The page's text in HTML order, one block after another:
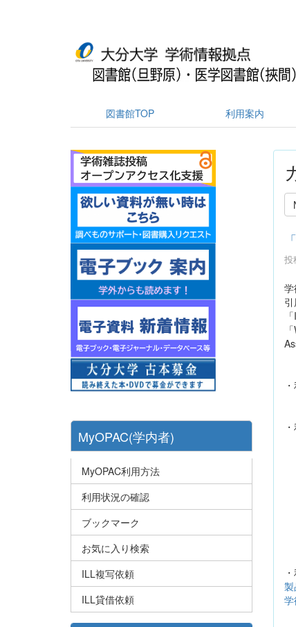
図書館TOP 利用案内
投
MyOPAC(学内者)
MyOPAC利用方法
利用状況の確認
ブックマーク
お気に入り検索
ILL複写依頼
ILL貸借依頼